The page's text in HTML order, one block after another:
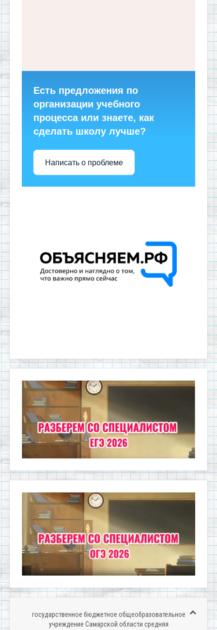
Есть предложения по
организации учебного
процесса или знаете, как
сделать школу лучше?
Написать о проблеме
государственное бюджетное общеобразовательное
учреждение Самарской области средняя